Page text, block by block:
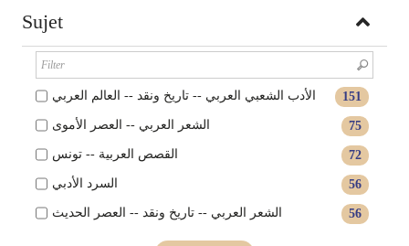
Sujet
151 الأدب الشعبي العربي -- تاريخ ونقد -- العالم العربي
75 الشعر العربي -- العصر الأموى
72 القصص العربية -- تونس
56 السرد الأدبي
56 الشعر العربي -- تاريخ ونقد -- العصر الحديث